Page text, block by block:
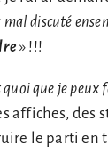
mal discuté
» !!!
quoi que je
affiches, des
le parti en